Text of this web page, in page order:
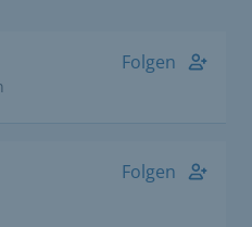
Folgen
Folgen